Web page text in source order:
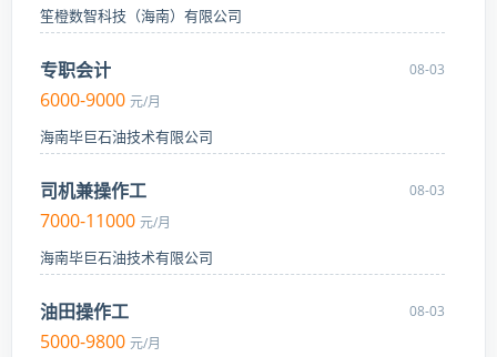
笙橙数智科技（海南）有限公司
08-03
专职会计
6000-9000 元/月
海南毕巨石油技术有限公司
08-03
司机兼操作工
7000-11000 元/月
海南毕巨石油技术有限公司
08-03
油田操作工
5000-9800 元/月